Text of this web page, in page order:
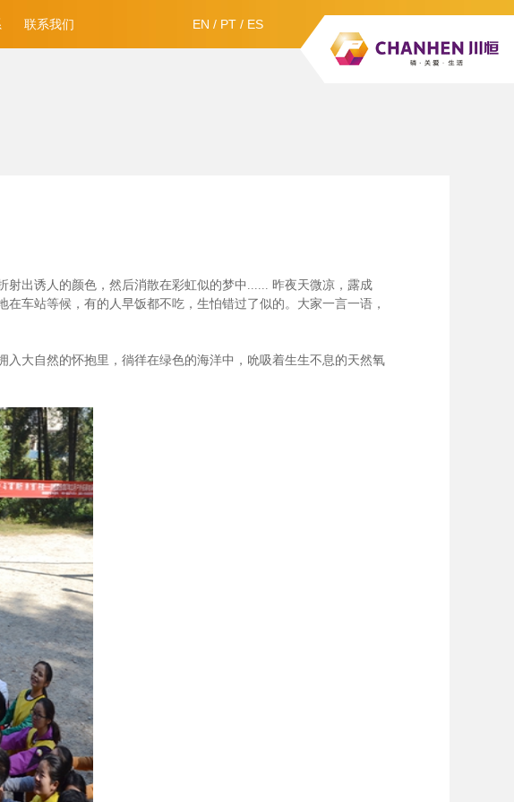
EN / PT / ES
联系我们
射出诱人的颜色，然后消散在彩虹似的梦中...... 昨夜天微凉，露成
车站等候，有的人早饭都不吃，生怕错过了似的。大家一言一语，
大自然的怀抱里，徜徉在绿色的海洋中，吮吸着生生不息的天然氧